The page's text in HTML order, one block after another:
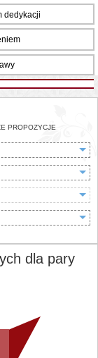
dedykacji
PROPOZYCJE
dla pary